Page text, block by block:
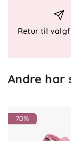
Fotbedd
Lett
Overdel:
Innersåle:
Yttersåle:
Retur til
Andre har
70%